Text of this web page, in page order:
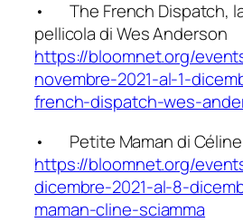
• The French Dispatch,
pellicola di Wes Anderson
https://bloomnet.org/
novembre-2021-al-1-
french-dispatch-wes-
• Petite Maman di Céline
https://bloomnet.org/
dicembre-2021-al-8-di
maman-cline-sciamma